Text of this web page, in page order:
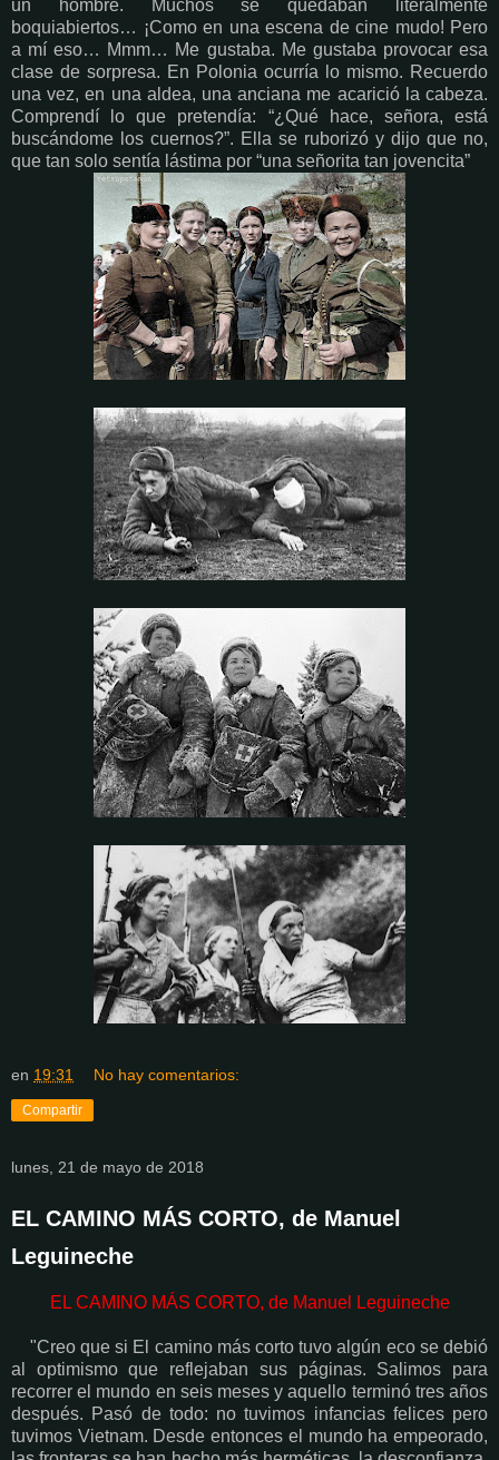
un hombre. Muchos se quedaban literalmente
boquiabiertos… ¡Como en una escena de cine mudo! Pero
a mí eso… Mmm… Me gustaba. Me gustaba provocar esa
clase de sorpresa. En Polonia ocurría lo mismo. Recuerdo
una vez, en una aldea, una anciana me acarició la cabeza.
Comprendí lo que pretendía: “¿Qué hace, señora, está
buscándome los cuernos?”. Ella se ruborizó y dijo que no,
que tan solo sentía lástima por “una señorita tan jovencita”
en 19:31 No hay comentarios:
Compartir
lunes, 21 de mayo de 2018
EL CAMINO MÁS CORTO, de Manuel
Leguineche
EL CAMINO MÁS CORTO, de Manuel Leguineche
"Creo que si El camino más corto tuvo algún eco se debió
al optimismo que reflejaban sus páginas. Salimos para
recorrer el mundo en seis meses y aquello terminó tres años
después. Pasó de todo: no tuvimos infancias felices pero
tuvimos Vietnam. Desde entonces el mundo ha empeorado,